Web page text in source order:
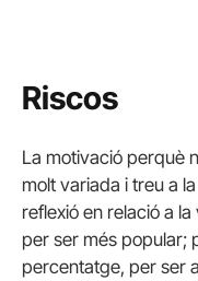
Riscos
La motivació perquè
molt variada i treu a
reflexió en relació a
per ser més popular;
percentatge, per ser